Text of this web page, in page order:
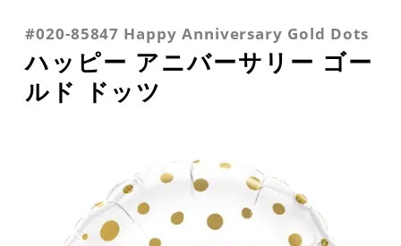
#020-85847 Happy Anniversary Gold Dots
ハッピー アニバーサリー ゴー
ルド ドッツ